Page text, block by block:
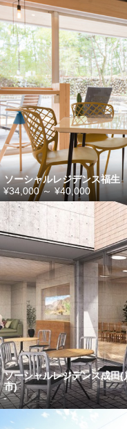
ソーシャルレジデンス福生
¥34,000～¥40,000
ソーシャルレジデンス成田(
市)
-